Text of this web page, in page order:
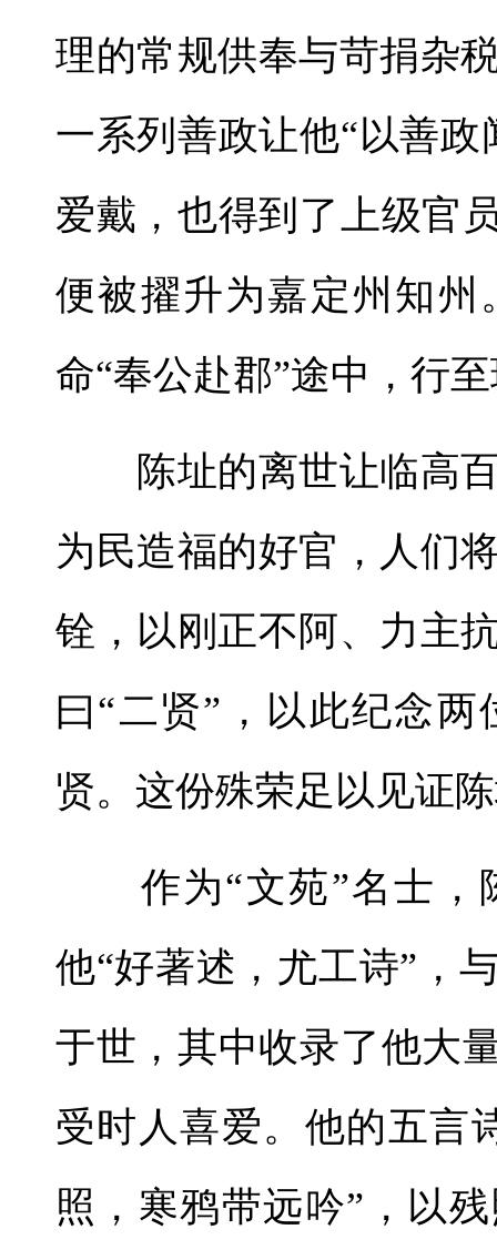
理的常规供奉与苛捐杂
一系列善政让他“以善
爱戴，也得到了上级官
便被擢升为嘉定州知
命“奉公赴郡”途中，行
陈址的离世让临高百
为民造福的好官，人们
铨，以刚正不阿、力主
曰“二贤”，以此纪念
贤。这份殊荣足以见证
作为“文苑”名士，
他“好著述，尤工诗”，
于世，其中收录了他大
受时人喜爱。他的五言
照，寒鸦带远吟”，以